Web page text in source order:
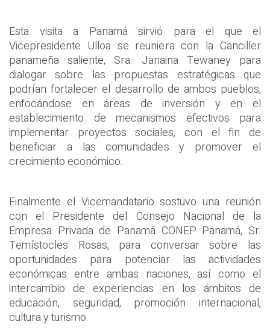
Esta visita a Panamá sirvió para el que el
Vicepresidente Ulloa se reuniera con la Canciller
panameña saliente, Sra. Janaina Tewaney para
dialogar sobre las propuestas estratégicas que
podrían fortalecer el desarrollo de ambos pueblos,
enfocándose en áreas de inversión y en el
establecimiento de mecanismos efectivos para
implementar proyectos sociales, con el fin de
beneficiar a las comunidades y promover el
crecimiento económico.
Finalmente el Vicemandatario sostuvo una reunión
con el Presidente del Consejo Nacional de la
Empresa Privada de Panamá CONEP Panamá, Sr.
Temístocles Rosas, para conversar sobre las
oportunidades para potenciar las actividades
económicas entre ambas naciones, así como el
intercambio de experiencias en los ámbitos de
educación, seguridad, promoción internacional,
cultura y turismo.